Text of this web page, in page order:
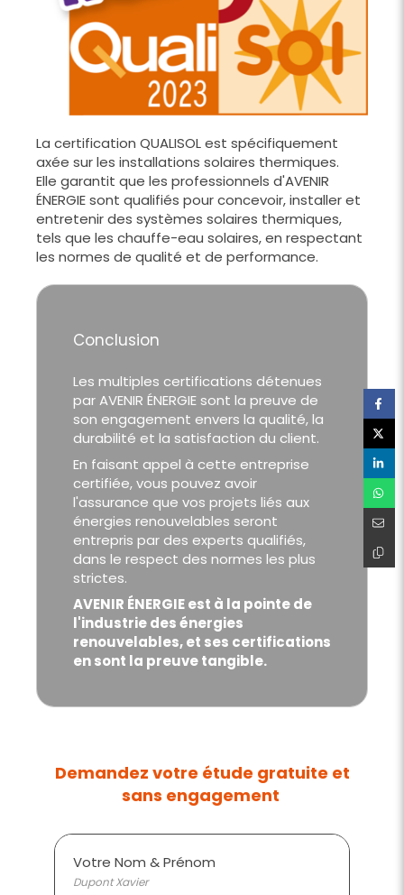
La certification QUALISOL est spécifiquement
axée sur les installations solaires thermiques.
Elle garantit que les professionnels d'AVENIR
ÉNERGIE sont qualifiés pour concevoir, installer et
entretenir des systèmes solaires thermiques,
tels que les chauffe-eau solaires, en respectant
les normes de qualité et de performance.
Conclusion
Les multiples certifications détenues
par AVENIR ÉNERGIE sont la preuve de
son engagement envers la qualité, la
durabilité et la satisfaction du client.
En faisant appel à cette entreprise
certifiée, vous pouvez avoir
l'assurance que vos projets liés aux
énergies renouvelables seront
entrepris par des experts qualifiés,
dans le respect des normes les plus
strictes.
AVENIR ÉNERGIE est à la pointe de
l'industrie des énergies
renouvelables, et ses certifications
en sont la preuve tangible.
Demandez votre étude gratuite et
sans engagement
Votre Nom & Prénom
Dupont Xavier